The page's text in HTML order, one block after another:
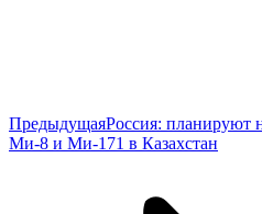
ПредыдущаяПредыдущая
запись:
Россия: планируют
Ми-8 и Ми-171 в Казахстан